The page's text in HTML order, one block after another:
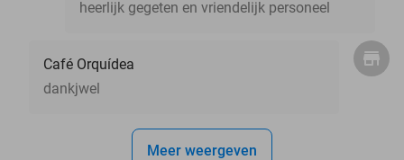
heerlijk gegeten en vriendelijk personeel
Café Orquídea
dankjwel
Meer weergeven